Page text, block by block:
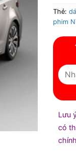
Thẻ:
phim
Lưu
có